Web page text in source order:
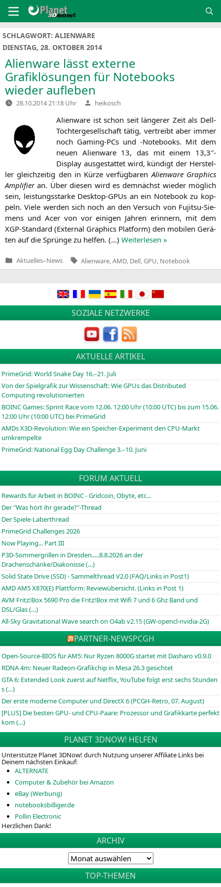
Inhalt
springen
SCHLAGWORT: ALIENWARE
DIENSTAG, 28. OKTOBER 2014
Alienware lässt externe
Grafiklösungen für Notebooks
wieder aufleben
28.10.2014 21:18 Uhr Verfasst
von
heikosch
Ali­en­wa­re ist schon seit län­ge­rer Zeit als Dell-
Toch­ter­ge­sell­schaft tätig, ver­treibt aber immer
noch Gam­ing-PCs und ‑Note­books. Mit dem
neu­en Ali­en­wa­re 13, das mit einem 13,3″-
Display aus­ge­stat­tet wird, kün­digt der Her­stel­
ler gleich­zei­tig den in Kür­ze ver­füg­ba­ren Ali­en­wa­re Gra­phics
Ampli­fieran. Über die­sen wird es dem­nächst wie­der mög­lich
sein, leis­tungs­star­ke Desk­top-GPUs an ein Note­book zu kop­
peln. Vie­le wer­den sich noch an den Ver­such von Fuji­tsu-Sie­
mens und Acer von vor eini­gen Jah­ren erin­nern, mit dem
XGP-Stan­dard (Exter­nal Gra­phics Plat­form) den mobi­len Gerä­
ten auf die Sprün­ge zu hel­fen. (…) Wei­ter­le­sen »
Veröffentlicht
in
Aktuelles–News Tags:
Alienware AMD Dell GPU Notebook
SOZIALE NETZWERKE
AKTUELLE ARTIKEL
PrimeGrid: World Snake Day 16.–21. Juli
Von der Spielgrafik zur Wissenschaft: Wie GPUs das Distributed
Computing revolutionierten
BOINCGames: Sprint Race vom 12.06. 12:00 Uhr (10:00 UTC) bis zum 15.06.
12:00 Uhr (10:00 UTC) bei PrimeGrid
AMDs X3D-Revolution: Wie ein Speicher-Experiment den CPU-Markt
umkrempelte
PrimeGrid: National Egg Day Challenge 3.–10. Juni
FORUM AKTUELL
Rewards für Arbeit in BOINC - Gridcoin, Obyte, etc...
Der "Was hört ihr gerade?"-Thread
Der Spiele-Laberthread
PrimeGrid Challenges 2026
Now Playing... Part III
P3D-Sommergrillen in Dresden.....8.8.2026 an der
Drachenschänke/Diakonisse (…)
Solid State Drive (SSD) - Sammelthread V2.0 (FAQ/Links in Post1)
AMD AM5 X870(E) Plattform: Reviewübersicht. (Links in Post 1)
AVM Fritz!Box 5690 Pro die Fritz!Box mit Wifi 7 und 6 Ghz Band und
DSL/Glas (…)
All-Sky Gravitational Wave search on O4ab v2.15 (GW-opencl-nvidia-2G)
PARTNER-NEWSPCGH
Open-Source-BIOS für AM5: Nur Ryzen 8000G startet mit Dasharo v0.9.0
RDNA 4m: Neuer Radeon-Grafikchip in Mesa 26.3 gesichtet
GTA 6: Extended Look zuerst auf Netflix, YouTube folgt erst sechs Stunden
s (…)
Der erste moderne Computer und DirectX 6 (PCGH-Retro, 07. August)
[PLUS] Die besten GPU- und CPU-Paare: Prozessor und Grafikkarte perfekt
kom (…)
PLANET 3DNOW! HELFEN
Unterstütze Planet 3DNow! durch Nutzung unserer Affiliate Links bei
Deinem nächsten Einkauf:
ALTERNATE
Computer & Zubehör bei Amazon
eBay (Werbung)
notebooksbilliger.de
Pollin Electronic
Herzlichen Dank!
ARCHIV
TOP-THEMEN